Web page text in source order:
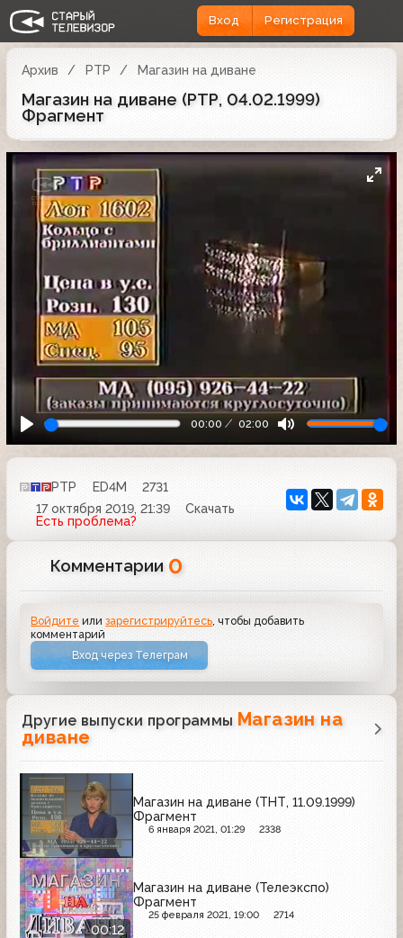
Вход Регистрация
Архив РТР Магазин на диване
Магазин на диване (РТР, 04.02.1999)
Фрагмент
00:00 02:00
РТР ED4M
2731
17 октября 2019, 21:39
Скачать
Есть проблема?
Комментарии 0
Войдите илизарегистрируйтесь, чтобы добавить
комментарий
Вход через Телеграм
Другие выпуски программы Магазин на
диване
Магазин на диване (ТНТ, 11.09.1999)
Фрагмент
6 января 2021, 01:29 2338
00:12
Магазин на диване (Телеэкспо)
Фрагмент
25 февраля 2021, 19:00 2714